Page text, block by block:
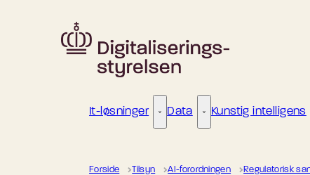
It-løsninger It-løsninger - Flere links
Data Data - Flere links
Kunstig intelligens
Forside Tilsyn AI-forordningen Regulatorisk